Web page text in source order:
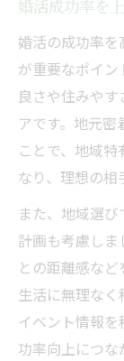
婚活成功率を
婚活の成功率
が重要なポイ
良さや住みや
アです。地元
ことで、地域
なり、理想の相
また、地域選
計画も考慮し
との距離感な
生活に無理な
イベント情報
功率向上につな